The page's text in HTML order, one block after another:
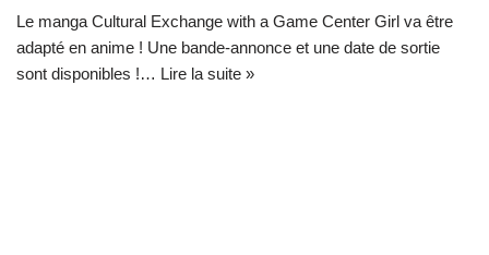
Le manga Cultural Exchange with a Game Center Girl va être
adapté en anime ! Une bande-annonce et une date de sortie
sont disponibles !… Lire la suite »